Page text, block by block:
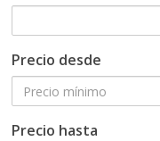
Precio desde
Precio hasta